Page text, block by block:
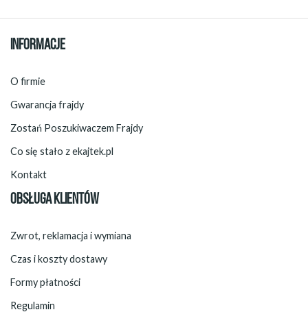
INFORMACJE
O firmie
Gwarancja frajdy
Zostań Poszukiwaczem Frajdy
Co się stało z ekajtek.pl
Kontakt
OBSŁUGA KLIENTÓW
Zwrot, reklamacja i wymiana
Czas i koszty dostawy
Formy płatności
Regulamin